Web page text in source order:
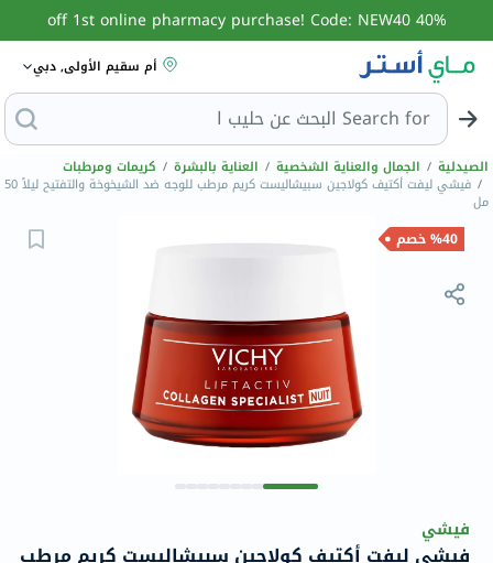
40% off 1st online pharmacy purchase! Code: NEW40
أم سقيم الأولى, دبي
Search for البحث عن حليب الأطفال
الصيدلية / الجمال والعناية الشخصية / العناية بالبشرة / كريمات ومرطبات
/ فيشي ليفت أكتيف كولاجين سبيشاليست كريم مرطب للوجه ضد الشيخوخة والتفتيح ليلاً 50
مل
%40 خصم
فيشي
فيشي ليفت أكتيف كولاجين سبيشاليست كريم مرطب